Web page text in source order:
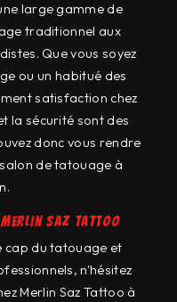
large gamme de
traditionnel aux
Que vous soyez
ou un habitué des
satisfaction chez
la sécurité sont des
donc vous rendre
de tatouage à
Merlin Saz Tattoo
cap du tatouage et
n'hésitez
Merlin Saz Tattoo à